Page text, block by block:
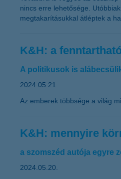
nincs erre lehetősége.
megtakarításukkal átléptek a
K&H: a
A politikusok is
2024.05.21.
Az emberek többsége a világ
K&H: mennyire
a szomszéd autója egyre
2024.05.20.